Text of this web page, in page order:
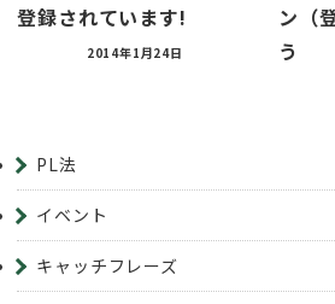
登録されています!
2014年1月24日
ン（
う
PL法
イベント
キャッチフレーズ